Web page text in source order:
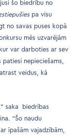
šo biedrību no
pa visu
no savas puses kopā
mēs uzvarējām
var darboties ar sev
nepieciešams,
veidus, kā
saka biedrības
“Šo naudu
īpašām vajadzībām,